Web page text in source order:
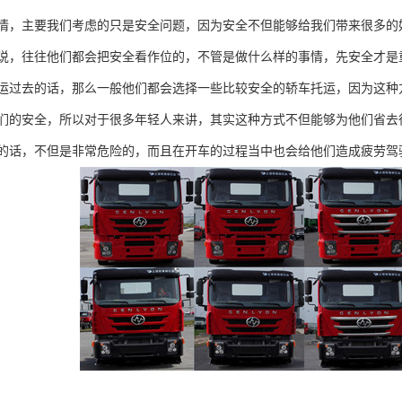
，主要我们考虑的只是安全问题，因为安全不但能够给我们带来很多
，往往他们都会把安全看作位的，不管是做什么样的事情，先安全才
过去的话，那么一般他们都会选择一些比较安全的轿车托运，因为这
的安全，所以对于很多年轻人来讲，其实这种方式不但能够为他们省
话，不但是非常危险的，而且在开车的过程当中也会给他们造成疲劳驾